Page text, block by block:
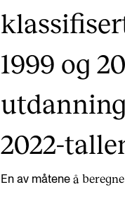
1999 og
2022-
En av måtene å